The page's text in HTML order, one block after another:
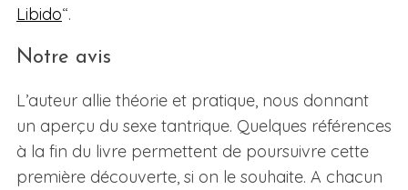
Libido“.
Notre avis
L’auteur allie théorie et pratique, nous donnant
un aperçu du sexe tantrique. Quelques références
à la fin du livre permettent de poursuivre cette
première découverte, si on le souhaite. A chacun